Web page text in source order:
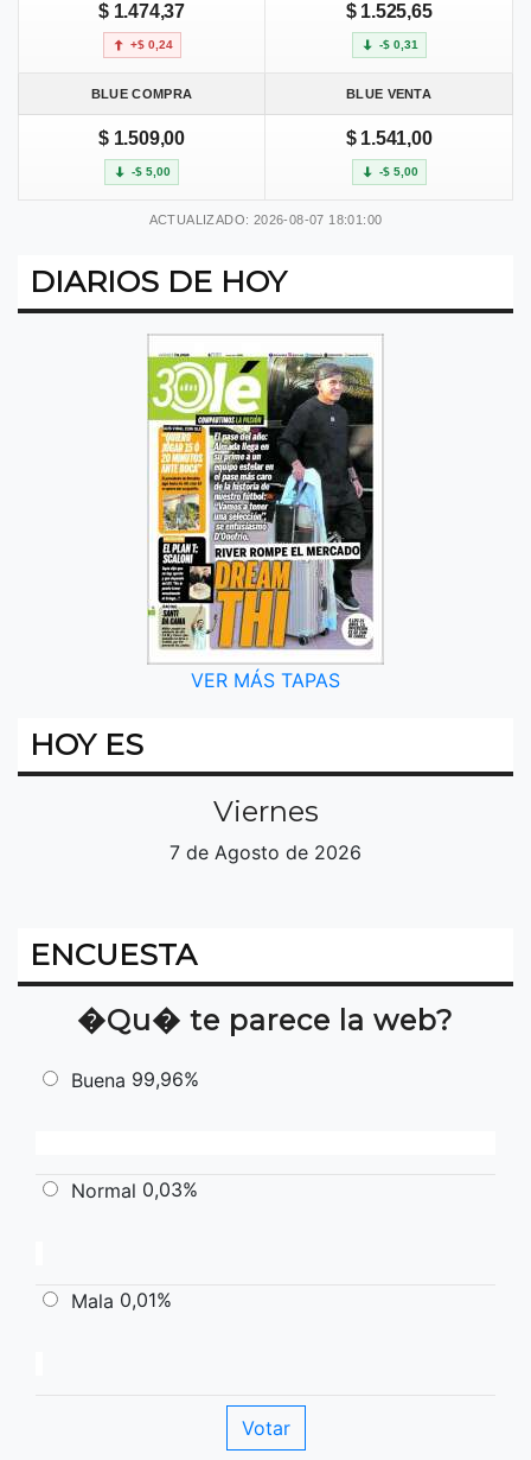
$ 1.474,37
+$ 0,24
$ 1.525,65
-$ 0,31
BLUE COMPRA BLUE VENTA
$ 1.509,00
-$ 5,00
$ 1.541,00
-$ 5,00
ACTUALIZADO: 2026-08-07 18:01:00
DIARIOS DE HOY
VER MÁS TAPAS
HOY ES
Viernes
7 de Agosto de 2026
ENCUESTA
�Qu� te parece la web?
Buena 99,96%
Normal 0,03%
Mala 0,01%